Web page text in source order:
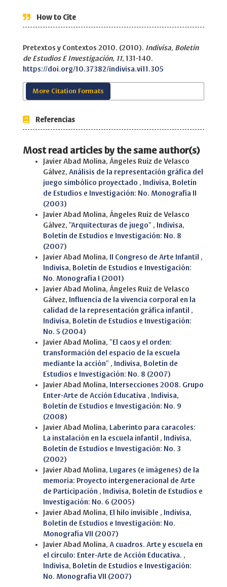
How to Cite
Pretextos y Contextos 2010. (2010). Indivisa, Boletín
de Estudios E Investigación, 11, 131-140.
https://doi.org/10.37382/indivisa.vi11.305
More Citation Formats
Referencias
Most read articles by the same author(s)
Javier Abad Molina, Ángeles Ruiz de Velasco
Gálvez, Análisis de la representación gráfica del
juego simbólico proyectado , Indivisa, Boletín
de Estudios e Investigación: No. Monografía II
(2003)
Javier Abad Molina, Ángeles Ruiz de Velasco
Gálvez, "Arquitecturas de juego" , Indivisa,
Boletín de Estudios e Investigación: No. 8
(2007)
Javier Abad Molina,
II Congreso de Arte Infantil ,
Indivisa, Boletín de Estudios e Investigación:
No. Monografía I (2001)
Javier Abad Molina, Ángeles Ruiz de Velasco
Gálvez, Influencia de la vivencia corporal en la
calidad de la representación gráfica infantil ,
Indivisa, Boletín de Estudios e Investigación:
No. 5 (2004)
Javier Abad Molina, "El caos y el orden:
transformación del espacio de la escuela
mediante la acción" , Indivisa, Boletín de
Estudios e Investigación: No. 8 (2007)
Javier Abad Molina, Intersecciones 2008. Grupo
Enter-Arte de Acción Educativa , Indivisa,
Boletín de Estudios e Investigación: No. 9
(2008)
Javier Abad Molina, Laberinto para caracoles:
La instalación en la escuela infantil , Indivisa,
Boletín de Estudios e Investigación: No. 3
(2002)
Javier Abad Molina, Lugares (e imágenes) de la
memoria: Proyecto intergeneracional de Arte
de Participación , Indivisa, Boletín de Estudios e
Investigación: No. 6 (2005)
Javier Abad Molina, El hilo invisible , Indivisa,
Boletín de Estudios e Investigación: No.
Monografía VII (2007)
Javier Abad Molina, A cuadros. Arte y escuela en
el círculo: Enter-Arte de Acción Educativa. ,
Indivisa, Boletín de Estudios e Investigación:
No. Monografía VII (2007)